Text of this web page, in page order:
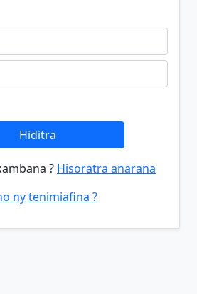
Hiditra
? Hisoratra anarana
ny tenimiafina ?